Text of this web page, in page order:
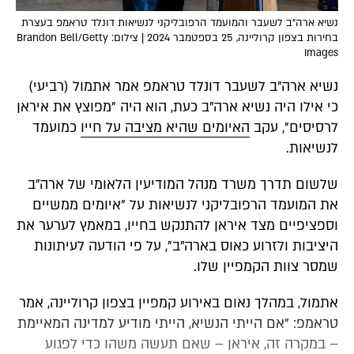
נשיא ארה"ב לשעבר והמועמד הרפובליקני לנשיאות דונלד טראמפ בעצרת
בחירות בצפון קרוליינה, 25 בספטמבר 2024 | צילום: Brandon Bell/Getty
Images
נשיא ארה"ב לשעבר דונלד טראמפ אמר אתמול (רביעי)
כי אילו היה נשיא ארה"ב כעת, הוא היה "מפוצץ את איראן
לרסיסים", עקב האיומים שהיא מציבה על חייו כמועמד
לנשיאות.
שלשום תדרך משרד מנהל המודיעין הלאומי של ארה"ב
את המועמד הרפובליקני לנשיאות על "איומים ממשיים
וספציפיים מצד איראן להתנקש בחייו, במאמץ לערער את
היציבות ולזרוע כאוס בארה"ב", על פי הודעה לעיתונות
שמסר צוות הקמפיין שלו.
אתמול, במהלך נאום באירוע קמפיין בצפון קרוליינה, אמר
טראמפ: "אם הייתי הנשיא, הייתי מודיע למדינה המאיימת
– במקרה זה, איראן – שאם תעשה משהו כדי לפגוע